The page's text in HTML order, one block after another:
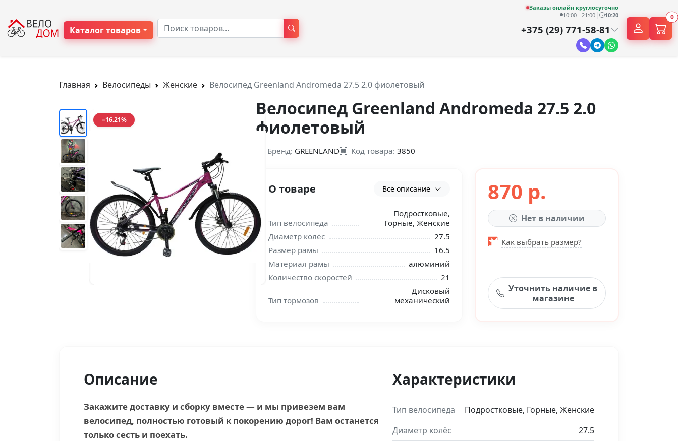
Каталог товаров
Заказы онлайн круглосуточно
10:00 - 21:00 | 10:20
+375 (29) 771-58-81
0
Главная Велосипеды Женские Велосипед Greenland Andromeda 27.5 2.0 фиолетовый
−16.21%
Велосипед Greenland Andromeda 27.5 2.0
фиолетовый
Бренд: GREENLAND Код товара: 3850
О товаре Всё описание
Тип велосипеда
Подростковые,
Горные, Женские
Диаметр колёс
27.5
Размер рамы
16.5
Материал рамы
алюминий
Количество скоростей
21
Тип тормозов
Дисковый
механический
870 р.
Нет в наличии
Как выбрать размер?
Уточнить наличие в
магазине
Описание
Закажите доставку и сборку вместе — и мы привезем вам
велосипед, полностью готовый к покорению дорог! Вам останется
только сесть и поехать.
Характеристики
Тип велосипеда
Подростковые, Горные, Женские
Диаметр колёс
27.5